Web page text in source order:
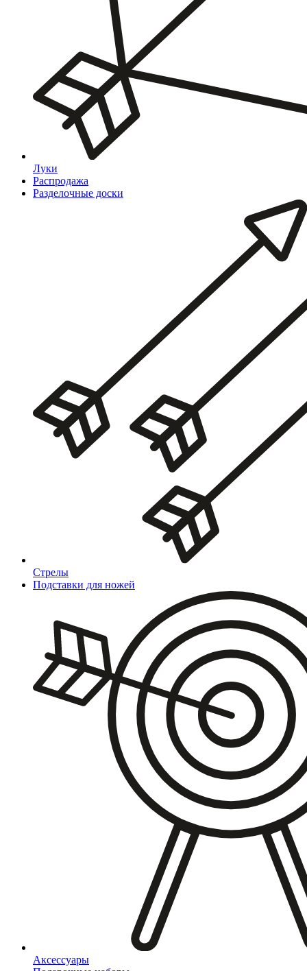
Луки
Распродажа
Разделочные доски
Стрелы
Подставки для ножей
Аксессуары